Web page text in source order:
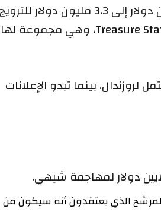
وبحسب ما ورد أنفق الديمقراطيون في مونتانا ما بين 2.7 مليون دولار إلى 3.3 مليون دولار للترويج
للإعلانات على فيسبوك منذ ديسمبر. قامت مجموعة Treasure State Truths، وهي مجموعة لها
بينما تبدو الإعلانات
الذي يعتقدون أنه سيكون من